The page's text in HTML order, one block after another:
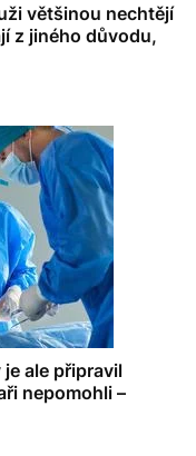
většinou nechtějí
z jiného důvodu,
ale připravil
nepomohli –